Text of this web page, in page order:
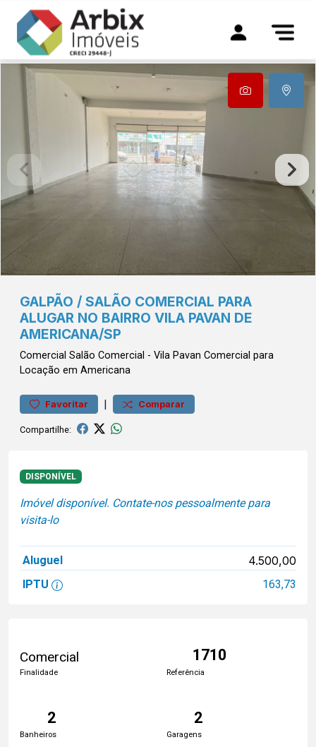
GALPÃO / SALÃO COMERCIAL PARA
ALUGAR NO BAIRRO VILA PAVAN DE
AMERICANA/SP
Comercial Salão Comercial - Vila Pavan Comercial para
Locação em Americana
Favoritar | Comparar
Compartilhe:
DISPONÍVEL
Imóvel disponível. Contate-nos pessoalmente para
visita-lo
Aluguel 4.500,00
IPTU 163,73
Comercial
Finalidade
1710
Referência
2
Banheiros
2
Garagens